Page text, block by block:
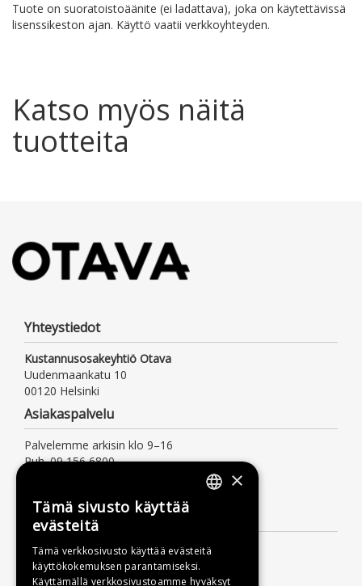
Tuote on suoratoistoäänite (ei ladattava), joka on käytettävissä
lisenssikeston ajan. Käyttö vaatii verkkoyhteyden.
Katso myös näitä
tuotteita
Yhteystiedot
Kustannusosakeyhtiö Otava
Uudenmaankatu 10
00120 Helsinki
Asiakaspalvelu
Palvelemme arkisin klo 9–16
Puh. 09 156 6800
Lisätietoa
Toimitusehdot
Käyttöohjeet
×
Tämä sivusto käyttää
evästeitä
Tämä verkkosivusto käyttää evästeitä
käyttökokemuksen parantamiseksi.
Käyttämällä verkkosivustoamme hyväksyt